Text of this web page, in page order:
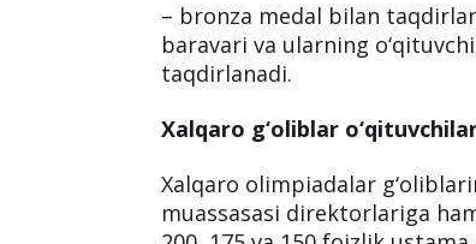
– bronza medal bilan
baravari va ularning
taqdirlanadi.
Xalqaro g‘oliblar
Xalqaro olimpiadalar
muassasasi direktorlariga